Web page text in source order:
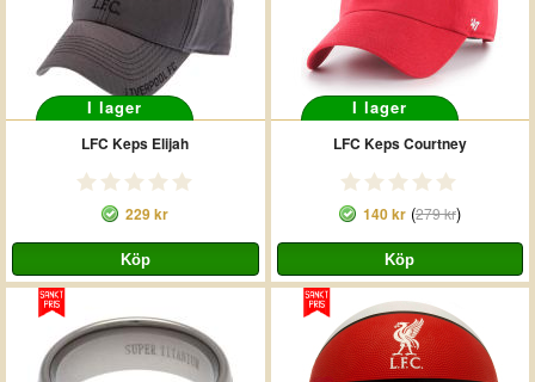
I lager
LFC Keps Elijah
229 kr
I lager
LFC Keps Courtney
140 kr(279 kr)